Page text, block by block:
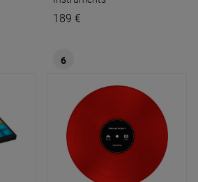
189 €
6